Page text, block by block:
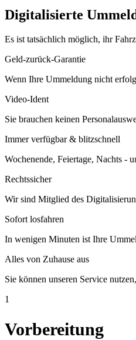
Digitalisierte
Es ist tatsächlich möglich, ihr
Geld-zurück-Garantie
Wenn Ihre Ummeldung nicht
Video-Ident
Sie brauchen keinen
Immer verfügbar & blitzschnell
Wochenende, Feiertage, Nachts -
Rechtssicher
Wir sind Mitglied des
Sofort losfahren
In wenigen Minuten ist Ihre
Alles von Zuhause aus
Sie können unseren Service
1
Vorbereitung